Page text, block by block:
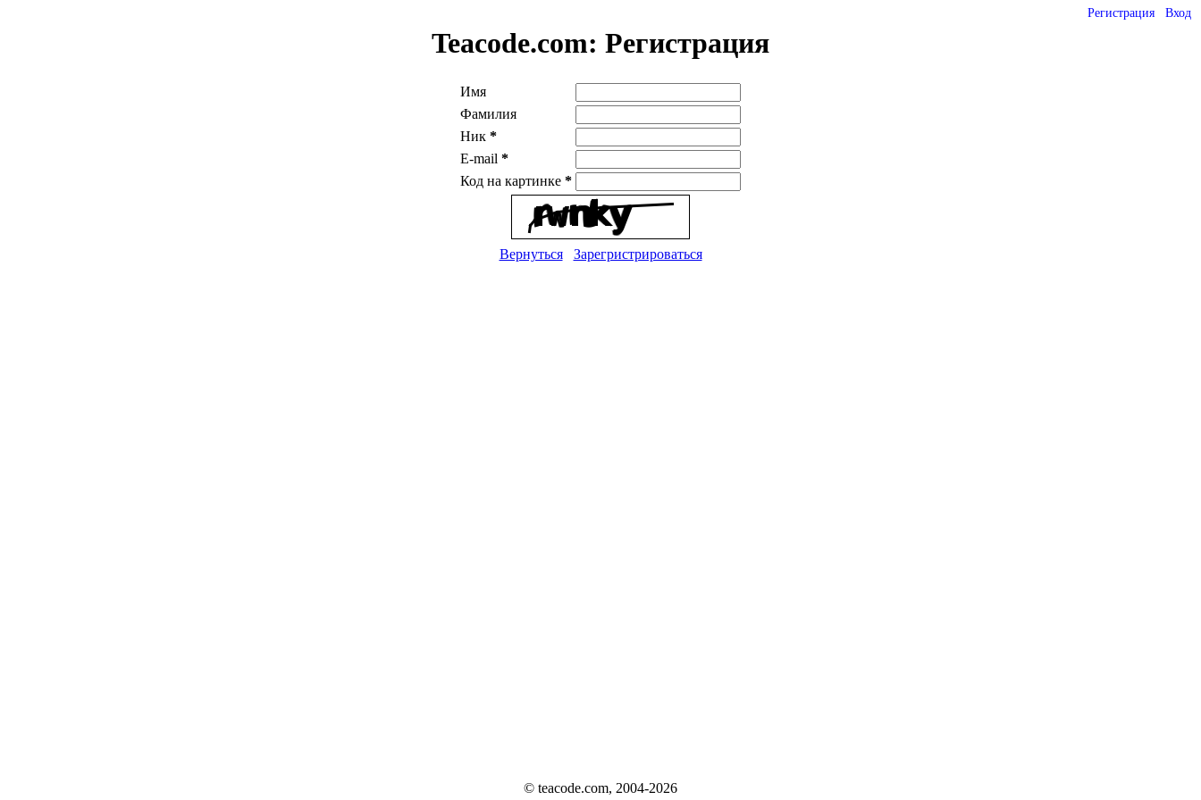
Регистрация Вход
Teacode.com: Регистрация
Имя
Фамилия
Ник *
E-mail *
Код на картинке *
Вернуться Зарегристрироваться
© teacode.com, 2004-2026